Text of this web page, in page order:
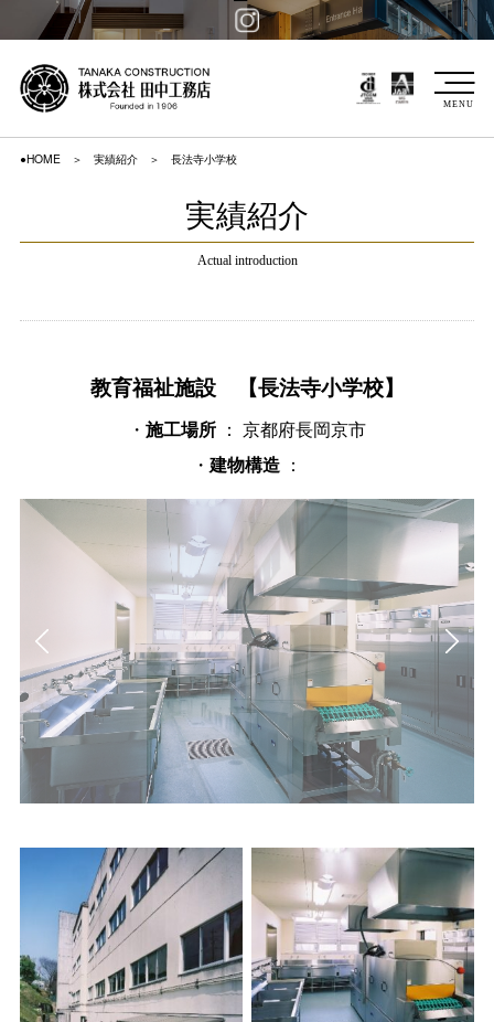
MENU
●HOME 実績紹介 長法寺小学校
実績紹介
Actual introduction
教育福祉施設 【長法寺小学校】
・ 施工場所 ： 京都府長岡京市
・ 建物構造 ：